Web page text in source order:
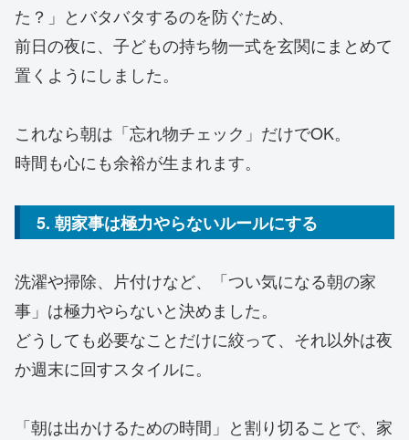
た？」とバタバタするのを防ぐため、
前日の夜に、子どもの持ち物一式を玄関にまとめて
置くようにしました。
これなら朝は「忘れ物チェック」だけでOK。
時間も心にも余裕が生まれます。
5. 朝家事は極力やらないルールにする
洗濯や掃除、片付けなど、「つい気になる朝の家
事」は極力やらないと決めました。
どうしても必要なことだけに絞って、それ以外は夜
か週末に回すスタイルに。
「朝は出かけるための時間」と割り切ることで、家